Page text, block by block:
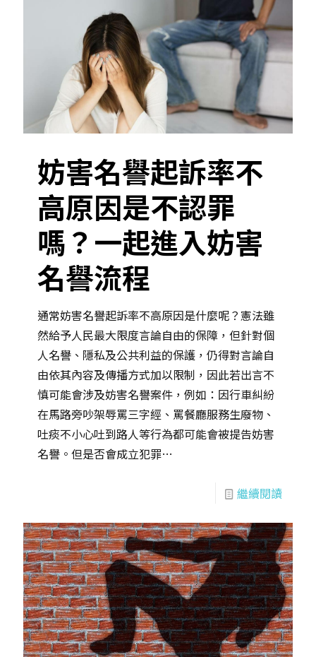
妨害名譽起訴率不
高原因是不認罪
嗎？一起進入妨害
名譽流程
通常妨害名譽起訴率不高原因是什麼呢？憲法雖
然給予人民最大限度言論自由的保障，但針對個
人名譽、隱私及公共利益的保護，仍得對言論自
由依其內容及傳播方式加以限制，因此若出言不
慎可能會涉及妨害名譽案件，例如：因行車糾紛
在馬路旁吵架辱罵三字經、罵餐廳服務生廢物、
吐痰不小心吐到路人等行為都可能會被提告妨害
名譽。但是否會成立犯罪…
繼續閱讀